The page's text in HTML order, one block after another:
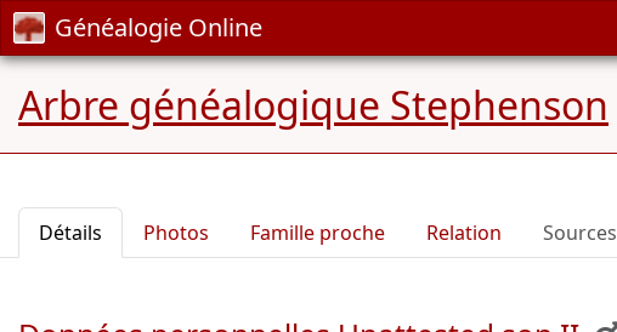
Généalogie Online
Arbre généalogique Stephenson
Détails Photos Famille proche Relation Sources